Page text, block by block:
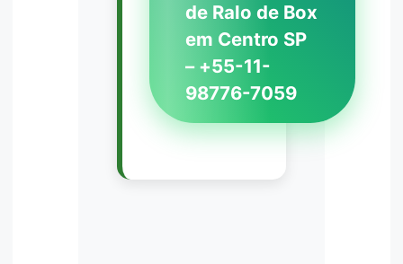
de Ralo de Box
em Centro SP
– +55-11-
98776-7059